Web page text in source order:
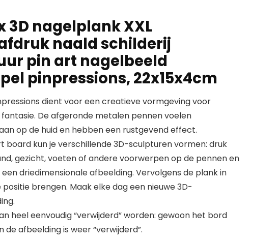
3D nagelplank XXL
naald schilderij
pin art nagelbeeld
pinpressions, 22x15x4cm
dient voor een creatieve vormgeving voor
De afgeronde metalen pennen voelen
op de huid en hebben een rustgevend effect.
board kun je verschillende 3D-sculpturen vormen: druk
gezicht, voeten of andere voorwerpen op de pennen en
driedimensionale afbeelding. Vervolgens de plank in
brengen. Maak elke dag een nieuwe 3D-
heel eenvoudig “verwijderd” worden: gewoon het bord
de afbeelding is weer “verwijderd”.